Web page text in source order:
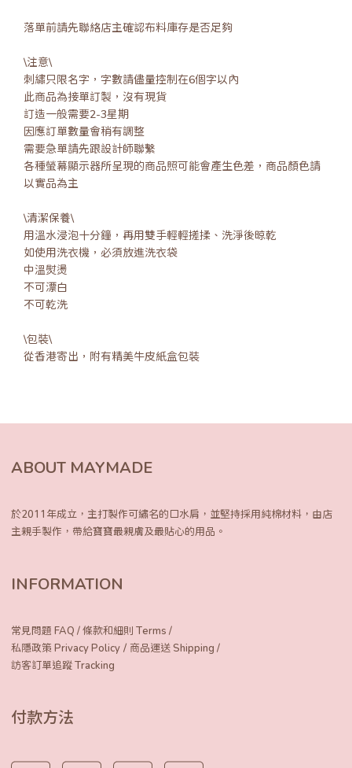
落單前請先聯絡店主確認布料庫存是否足夠
\注意\
刺繡只限名字，字數請儘量控制在6個字以內
此商品為接單訂製，沒有現貨
訂造一般需要2-3星期
因應訂單數量會稍有調整
需要急單請先跟設計師聯繫
各種螢幕顯示器所呈現的商品照可能會產生色差，商品顏色請
以實品為主
\清潔保養\
用溫水浸泡十分鐘，再用雙手輕輕搓揉、洗淨後晾乾
如使用洗衣機，必須放進洗衣袋
中溫熨燙
不可漂白
不可乾洗
\包裝\
從香港寄出，附有精美牛皮紙盒包裝
ABOUT MAYMADE
於2011年成立，主打製作可繡名的口水肩， 並堅持採用純棉材料，由店
主親手製作， 帶給寶寶最親膚及最貼心的用品。
INFORMATION
常見問題 FAQ /條款和細則 Terms /
私隱政策 Privacy Policy / 商品運送 Shipping /
訪客訂單追蹤 Tracking
付款方法